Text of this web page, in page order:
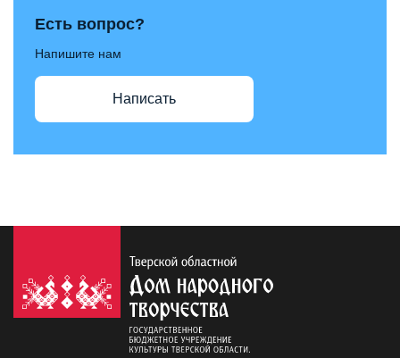
Есть вопрос?
Напишите нам
Написать